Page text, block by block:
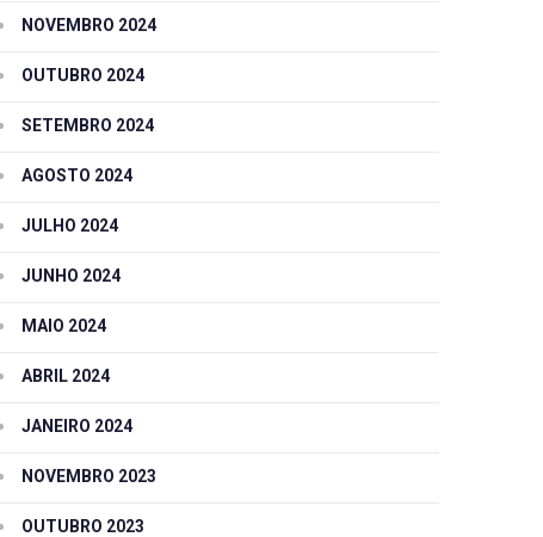
NOVEMBRO 2024
OUTUBRO 2024
SETEMBRO 2024
AGOSTO 2024
JULHO 2024
JUNHO 2024
MAIO 2024
ABRIL 2024
JANEIRO 2024
NOVEMBRO 2023
OUTUBRO 2023